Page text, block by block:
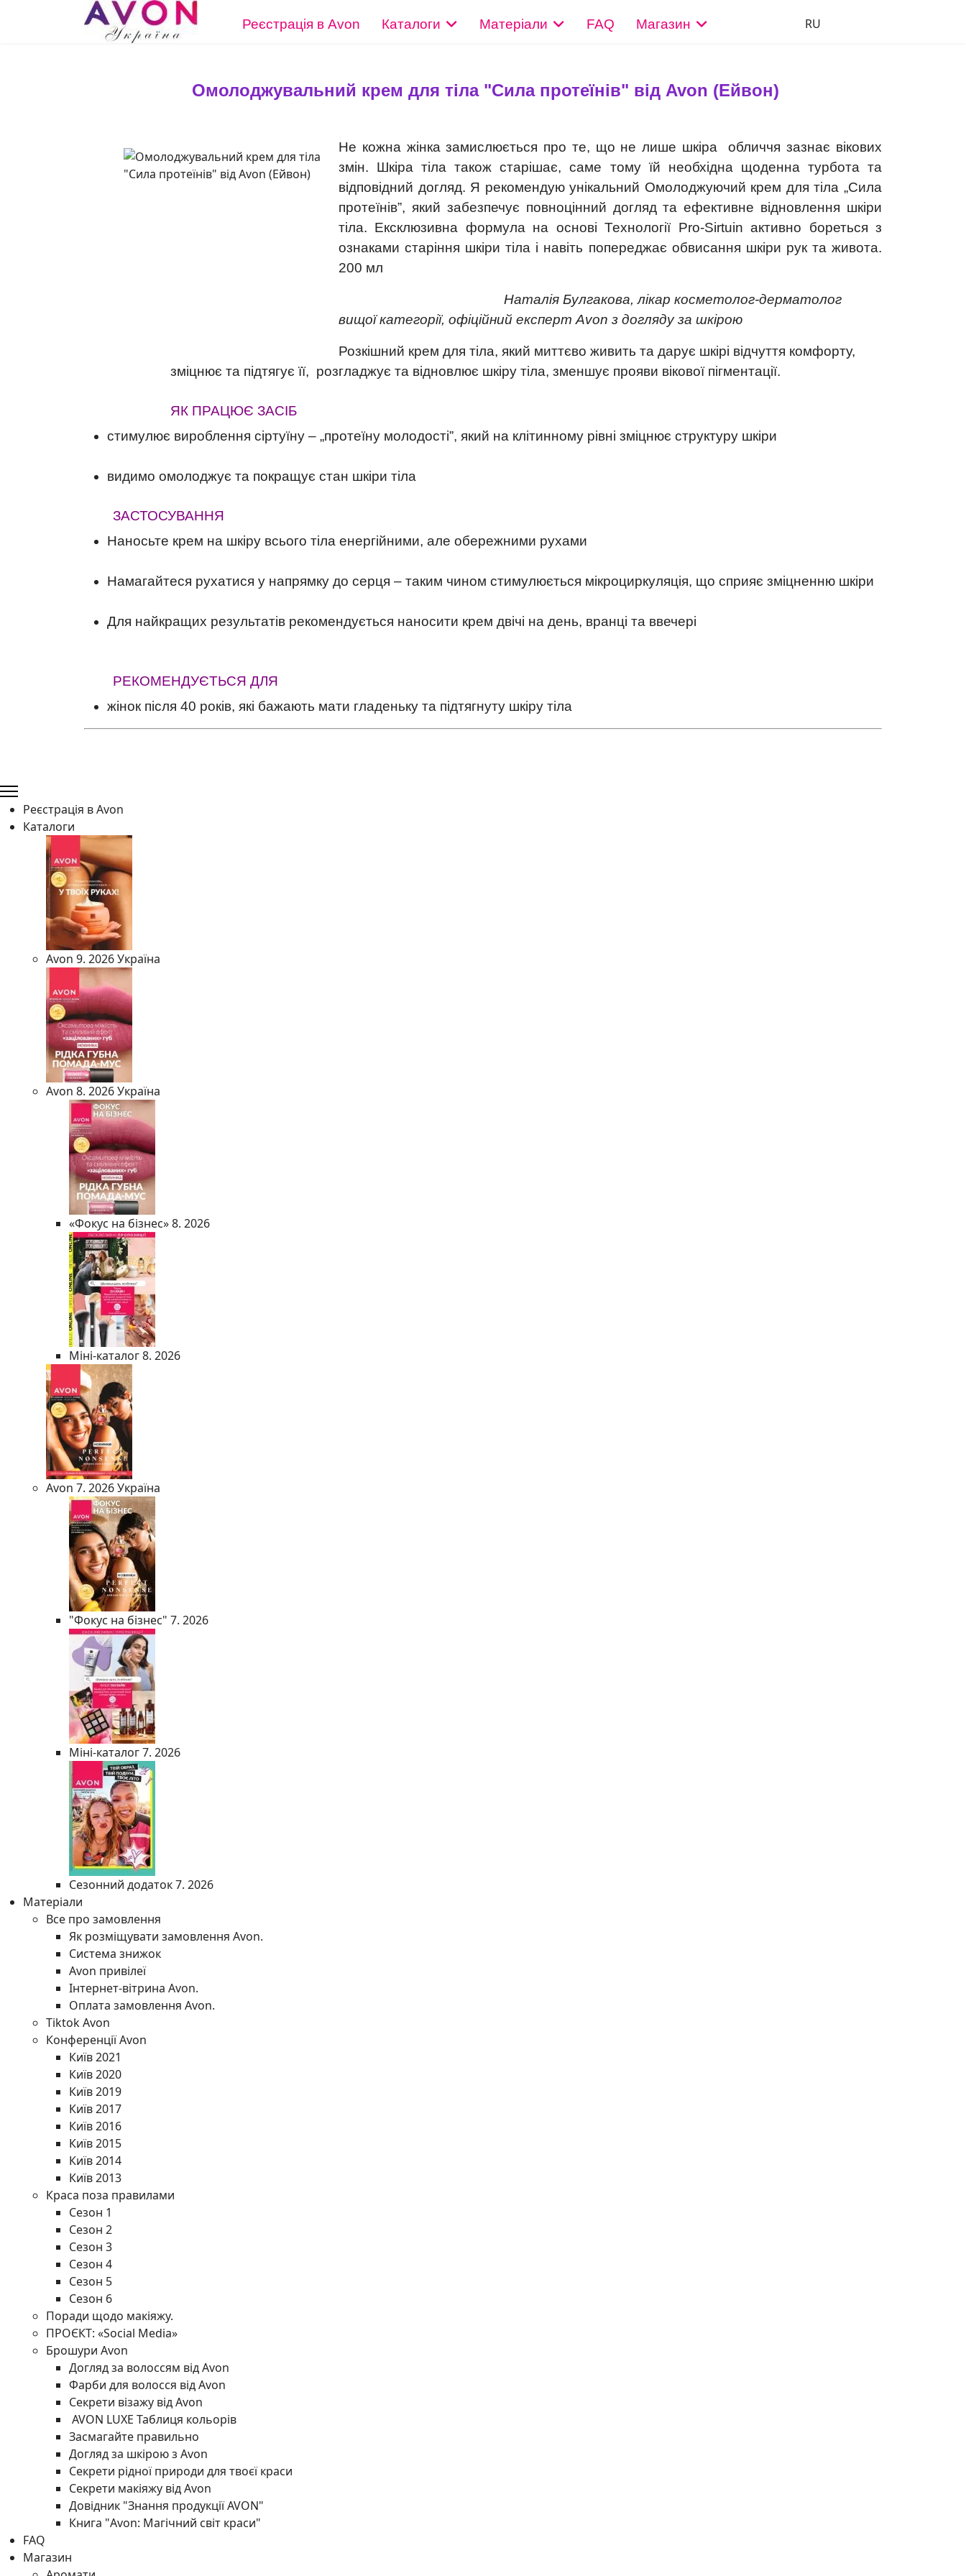
Реєстрація в Avon Каталоги Матеріали FAQ Магазин Оберіть свою мову
RU
Омолоджувальний крем для тіла "Сила протеїнів" від Avon (Ейвон)
Не кожна жінка замислюється про те, що не лише шкіра обличчя зазнає вікових
змін. Шкіра тіла також старішає, саме тому їй необхідна щоденна турбота та
відповідний догляд. Я рекомендую унікальний Омолоджуючий крем для тіла „Сила
протеїнів”, який забезпечує повноцінний догляд та ефективне відновлення шкіри
тіла. Ексклюзивна формула на основі Технології Pro-Sirtuin активно бореться з
ознаками старіння шкіри тіла і навіть попереджає обвисання шкіри рук та живота.
200 мл
Наталія Булгакова, лікар косметолог-дерматолог
вищої категорії, офіційний експерт Avon з догляду за шкірою
Розкішний крем для тіла, який миттєво живить та дарує шкірі відчуття комфорту,
зміцнює та підтягує її, розгладжує та відновлює шкіру тіла, зменшує прояви вікової пігментації.
ЯК ПРАЦЮЄ ЗАСІБ
стимулює вироблення сіртуїну – „протеїну молодості”, який на клітинному рівні зміцнює структуру шкіри
видимо омолоджує та покращує стан шкіри тіла
ЗАСТОСУВАННЯ
Наносьте крем на шкіру всього тіла енергійними, але обережними рухами
Намагайтеся рухатися у напрямку до серця – таким чином стимулюється мікроциркуляція, що сприяє зміцненню шкіри
Для найкращих результатів рекомендується наносити крем двічі на день, вранці та ввечері
РЕКОМЕНДУЄТЬСЯ ДЛЯ
жінок після 40 років, які бажають мати гладеньку та підтягнуту шкіру тіла
Реєстрація в Avon
Каталоги
Avon 9. 2026 Україна
Avon 8. 2026 Україна
«Фокус на бізнес» 8. 2026
Міні-каталог 8. 2026
Avon 7. 2026 Україна
"Фокус на бізнес" 7. 2026
Міні-каталог 7. 2026
Сезонний додаток 7. 2026
Матеріали
Все про замовлення
Як розміщувати замовлення Avon.
Система знижок
Avon привілеї
Інтернет-вітрина Avon.
Оплата замовлення Avon.
Tiktok Avon
Конференції Avon
Київ 2021
Київ 2020
Київ 2019
Київ 2017
Київ 2016
Київ 2015
Київ 2014
Київ 2013
Краса поза правилами
Сезон 1
Сезон 2
Сезон 3
Сезон 4
Сезон 5
Сезон 6
Поради щодо макіяжу.
ПРОЄКТ: «Social Media»
Брошури Avon
Догляд за волоссям від Avon
Фарби для волосся від Avon
Секрети візажу від Avon
AVON LUXE Таблиця кольорів
Засмагайте правильно
Догляд за шкірою з Avon
Секрети рідної природи для твоєї краси
Секрети макіяжу від Avon
Довідник "Знання продукції AVON"
Книга "Avon: Магічний світ краси"
FAQ
Магазин